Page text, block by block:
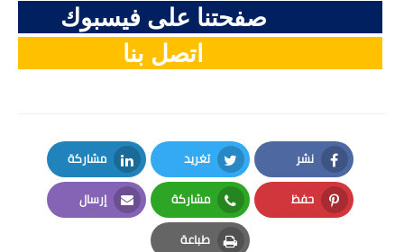
صفحتنا على فيسبوك
اتصل بنا
نشر
Facebook
تغريد
Twitter
مشاركة
LinkedIn
حفظ
Pinterest
مشاركة
Whatsapp
إرسال
Email
طباعة